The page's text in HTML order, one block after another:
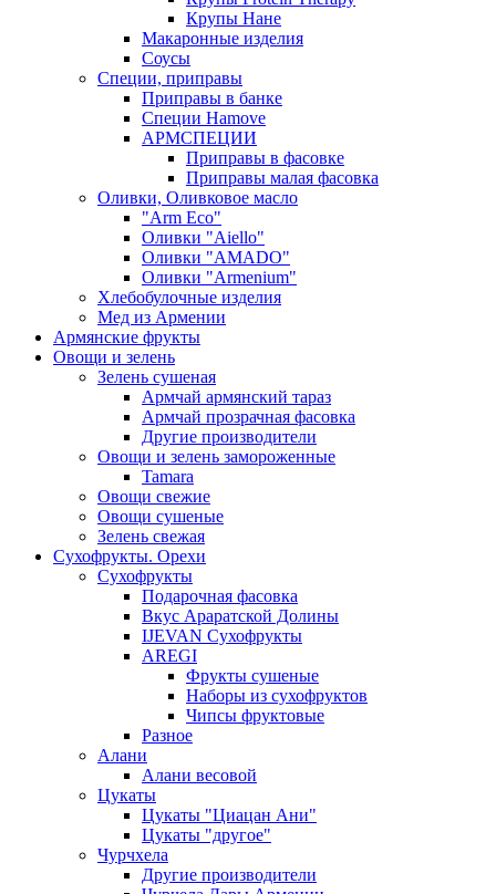
Крупы Нане
Макаронные изделия
Соусы
Специи, приправы
Приправы в банке
Специи Hamove
АРМСПЕЦИИ
Приправы в фасовке
Приправы малая фасовка
Оливки, Оливковое масло
"Arm Eco"
Оливки "Aiello"
Оливки "AMADO"
Оливки "Armenium"
Хлебобулочные изделия
Мед из Армении
Армянские фрукты
Овощи и зелень
Зелень сушеная
Армчай армянский тараз
Армчай прозрачная фасовка
Другие производители
Овощи и зелень замороженные
Tamara
Овощи свежие
Овощи сушеные
Зелень свежая
Сухофрукты. Орехи
Сухофрукты
Подарочная фасовка
Вкус Араратской Долины
IJEVAN Сухофрукты
AREGI
Фрукты сушеные
Наборы из сухофруктов
Чипсы фруктовые
Разное
Алани
Алани весовой
Цукаты
Цукаты "Циацан Ани"
Цукаты "другое"
Чурчхела
Другие производители